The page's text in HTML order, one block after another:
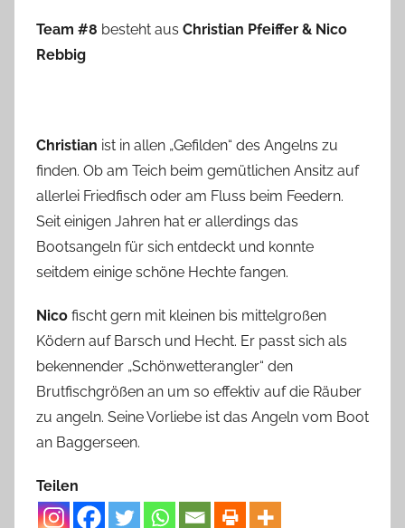
Team #8 besteht aus Christian Pfeiffer & Nico
Rebbig
Christian ist in allen „Gefilden“ des Angelns zu
finden. Ob am Teich beim gemütlichen Ansitz auf
allerlei Friedfisch oder am Fluss beim Feedern.
Seit einigen Jahren hat er allerdings das
Bootsangeln für sich entdeckt und konnte
seitdem einige schöne Hechte fangen.
Nico fischt gern mit kleinen bis mittelgroßen
Ködern auf Barsch und Hecht. Er passt sich als
bekennender „Schönwetterangler“ den
Brutfischgrößen an um so effektiv auf die Räuber
zu angeln. Seine Vorliebe ist das Angeln vom Boot
an Baggerseen.
Teilen